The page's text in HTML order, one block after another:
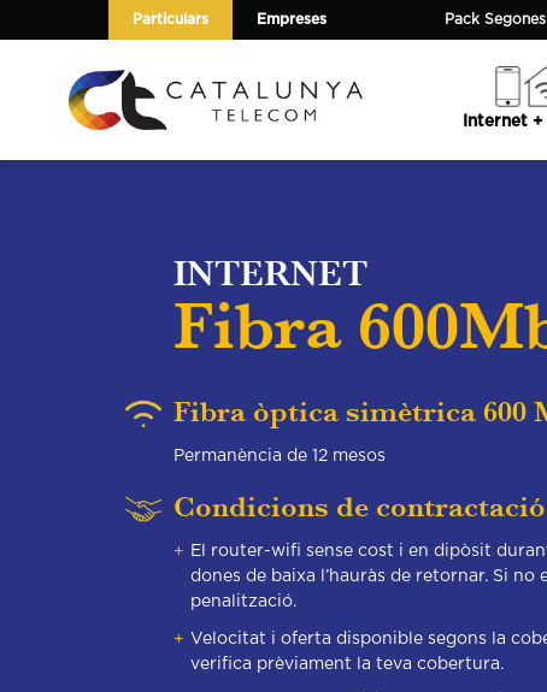
Particulars Empreses Pack
Internet +
INTERNET
Fibra
Fibra òptica simètrica 600
Permanència de 12 mesos
Condicions de contractació
+ El router-wifi sense cost i en dipòsit
dones de baixa l’hauràs de retornar. Si no
penalització.
+ Velocitat i oferta disponible segons la
verifica prèviament la teva cobertura.